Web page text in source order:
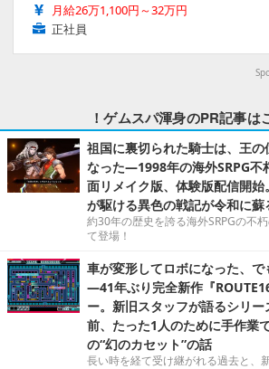
月給26万1,100円～32万円
正社員
！ゲムスパ渾身のPR記事は
祖国に裏切られた騎士は、王
なった―1998年の海外SRPG不
面リメイク版、体験版配信開
が駆ける異色の戦記が令和に蘇
約30年の歴史を誇る海外SRPGの不
て登場！
車が変形してロボになった、
―41年ぶり完全新作『
ー。新旧スタッフが語るシリ
前、たった1人のために手作業
の“幻のカセット”の話
長い時を経て受け継がれる過去と、